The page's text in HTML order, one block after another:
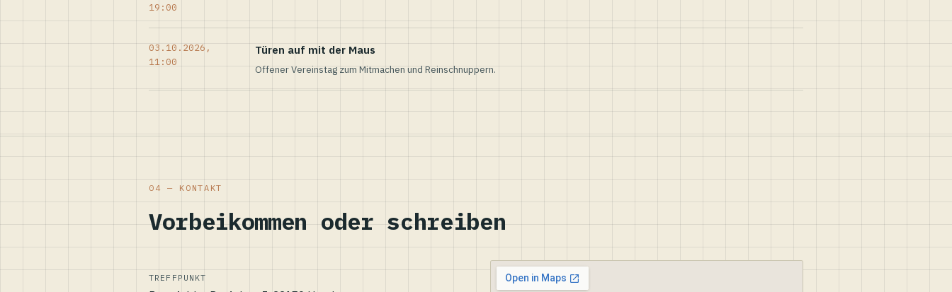
19:00
03.10.2026,
11:00
Türen auf mit der Maus
Offener Vereinstag zum Mitmachen und Reinschnuppern.
04 — KONTAKT
Vorbeikommen oder schreiben
TREFFPUNKT